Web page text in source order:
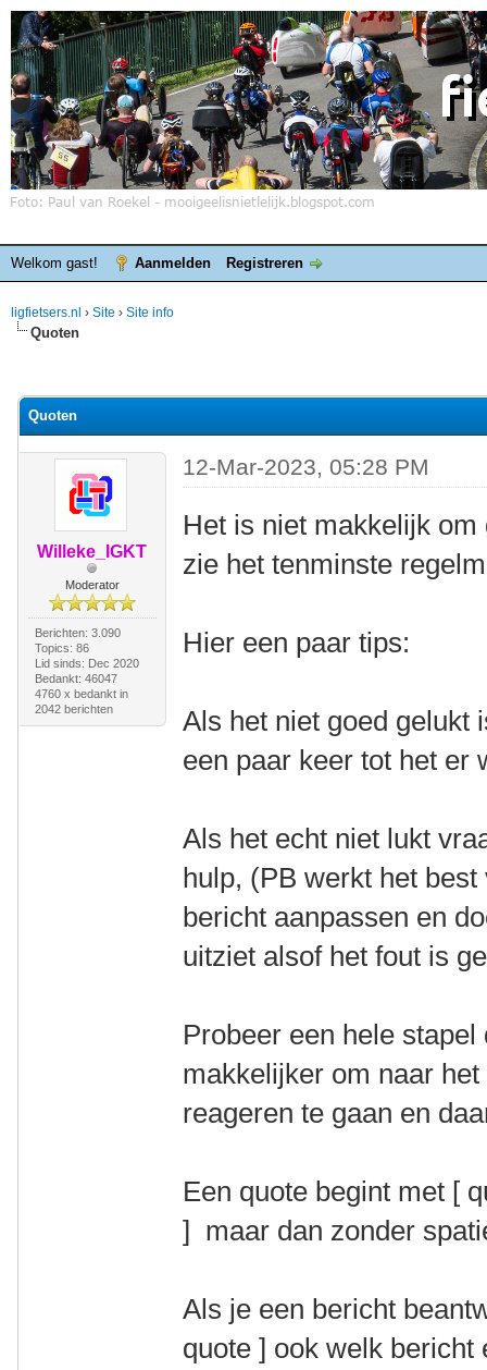
Welkom gast! Aanmelden Registreren
ligfietsers.nl › Site › Site info
Quoten
Quoten
Willeke_IGKT
Moderator
Berichten: 3.090
Topics: 86
Lid sinds: Dec 2020
Bedankt: 46047
4760 x bedankt in
2042 berichten
12-Mar-2023, 05:28 PM
Het is niet makkelijk
zie het tenminste
Hier een paar tips:
Als het niet goed gelukt
een paar keer tot het er
Als het echt niet lukt
hulp, (PB werkt het
bericht aanpassen en
uitziet alsof het fout is
Probeer een hele
makkelijker om naar
reageren te gaan en
Een quote begint met [
] maar dan zonder
Als je een bericht
quote ] ook welk bericht